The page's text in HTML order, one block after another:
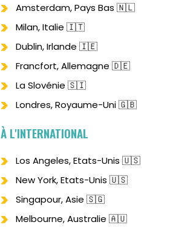
Amsterdam, Pays Bas 🇳🇱
Milan, Italie 🇮🇹
Dublin, Irlande 🇮🇪
Francfort, Allemagne 🇩🇪
La Slovénie 🇸🇮
Londres, Royaume-Uni 🇬🇧
À L'INTERNATIONAL
Los Angeles, Etats-Unis 🇺🇸
New York, Etats-Unis 🇺🇸
Singapour, Asie 🇸🇬
Melbourne, Australie 🇦🇺